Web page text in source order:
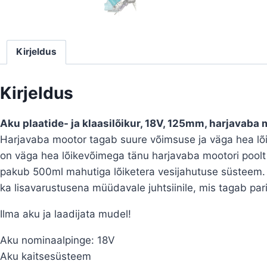
Kirjeldus
Kirjeldus
Aku plaatide- ja klaasilõikur, 18V, 125mm, harjavaba
Harjavaba mootor tagab suure võimsuse ja väga hea
on väga hea lõikevõimega tänu harjavaba mootori
pakub 500ml mahutiga lõiketera vesijahutuse
ka lisavarustusena müüdavale juhtsiinile, mis tagab
Ilma aku ja laadijata mudel!
Aku nominaalpinge: 18V
Aku kaitsesüsteem